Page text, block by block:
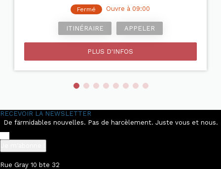
Fermé Ouvre à 09:00
ITINÉRAIRE APPELER
PLUS D'INFOS
RECEVOIR LA NEWSLETTER
De färmidables nouvelles. Pas de harcèlement. Juste vous et nous.
Rue Gray 10 bte 32